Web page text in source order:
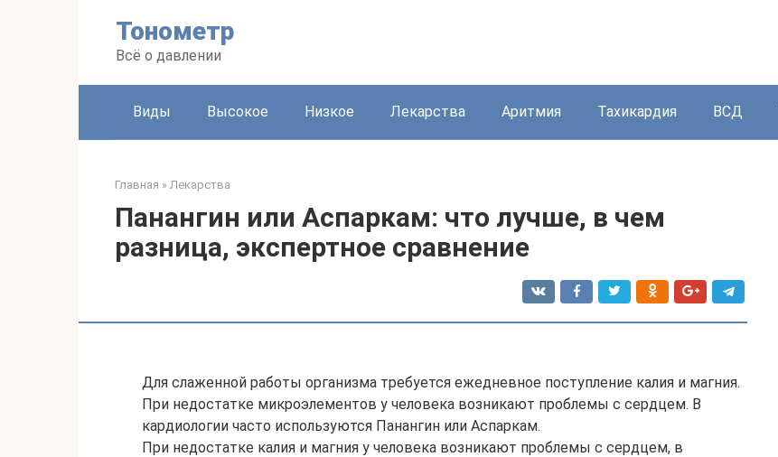
Тонометр
Всё о давлении
Виды Высокое Низкое Лекарства Аритмия Тахикардия ВСД
Главная » Лекарства
Панангин или Аспаркам: что лучше, в чем
разница, экспертное сравнение
Для слаженной работы организма требуется ежедневное поступление калия и магния.
При недостатке микроэлементов у человека возникают проблемы с сердцем. В
кардиологии часто используются Панангин или Аспаркам.
При недостатке калия и магния у человека возникают проблемы с сердцем, в